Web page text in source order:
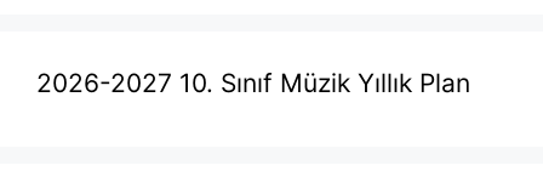
2026-2027 10. Sınıf Müzik Yıllık Plan